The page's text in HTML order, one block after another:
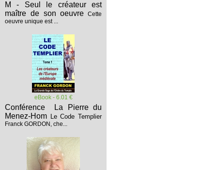
M - Seul le créateur est
maître de son oeuvre Cette
oeuvre unique est ...
eBook - 6.01 €
Conférence La Pierre du
Menez-Hom Le Code Templier
Franck GORDON, che...